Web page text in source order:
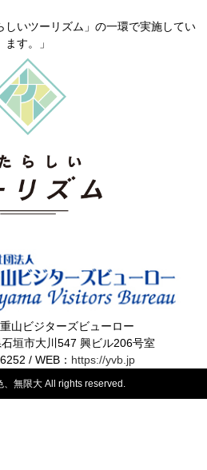
しいツーリズム」の一環で実施してい
ます。」
山ビジターズビューロー
垣市大川547 興ビル206号室
/ WEB： https://yvb.jp
無限大 All rights reserved.